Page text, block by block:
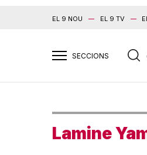
EL 9 NOU EL 9 TV
Lamine